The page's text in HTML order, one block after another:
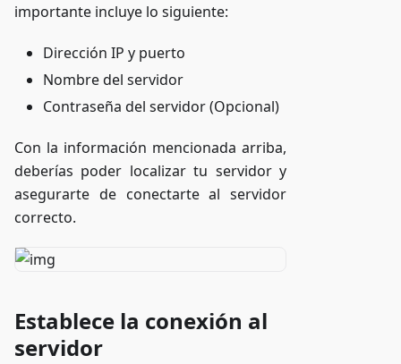
importante incluye lo siguiente:
Dirección IP y puerto
Nombre del servidor
Contraseña del servidor (Opcional)
Con la información mencionada arriba,
deberías poder localizar tu servidor y
asegurarte de conectarte al servidor
correcto.
Establece la conexión al
servidor